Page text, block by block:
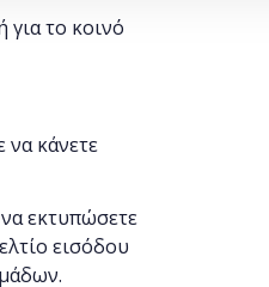
το κοινό
να κάνετε
εκτυπώσετε
εισόδου